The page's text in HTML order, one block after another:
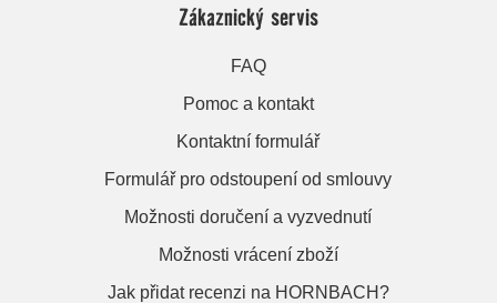
Zákaznický servis
FAQ
Pomoc a kontakt
Kontaktní formulář
Formulář pro odstoupení od smlouvy
Možnosti doručení a vyzvednutí
Možnosti vrácení zboží
Jak přidat recenzi na HORNBACH?